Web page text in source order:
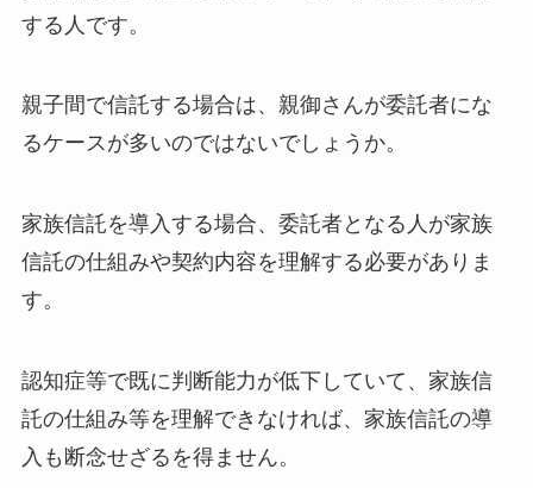
する人です。
親子間で信託する場合は、親御さんが委託者にな
るケースが多いのではないでしょうか。
家族信託を導入する場合、委託者となる人が家族
信託の仕組みや契約内容を理解する必要がありま
す。
認知症等で既に判断能力が低下していて、家族信
託の仕組み等を理解できなければ、家族信託の導
入も断念せざるを得ません。